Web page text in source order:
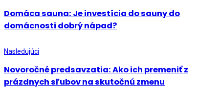
Domáca sauna: Je investícia do sauny do
domácnosti dobrý nápad?
Nasledujúci
Novoročné predsavzatia: Ako ich premeniť z
prázdnych sľubov na skutočnú zmenu